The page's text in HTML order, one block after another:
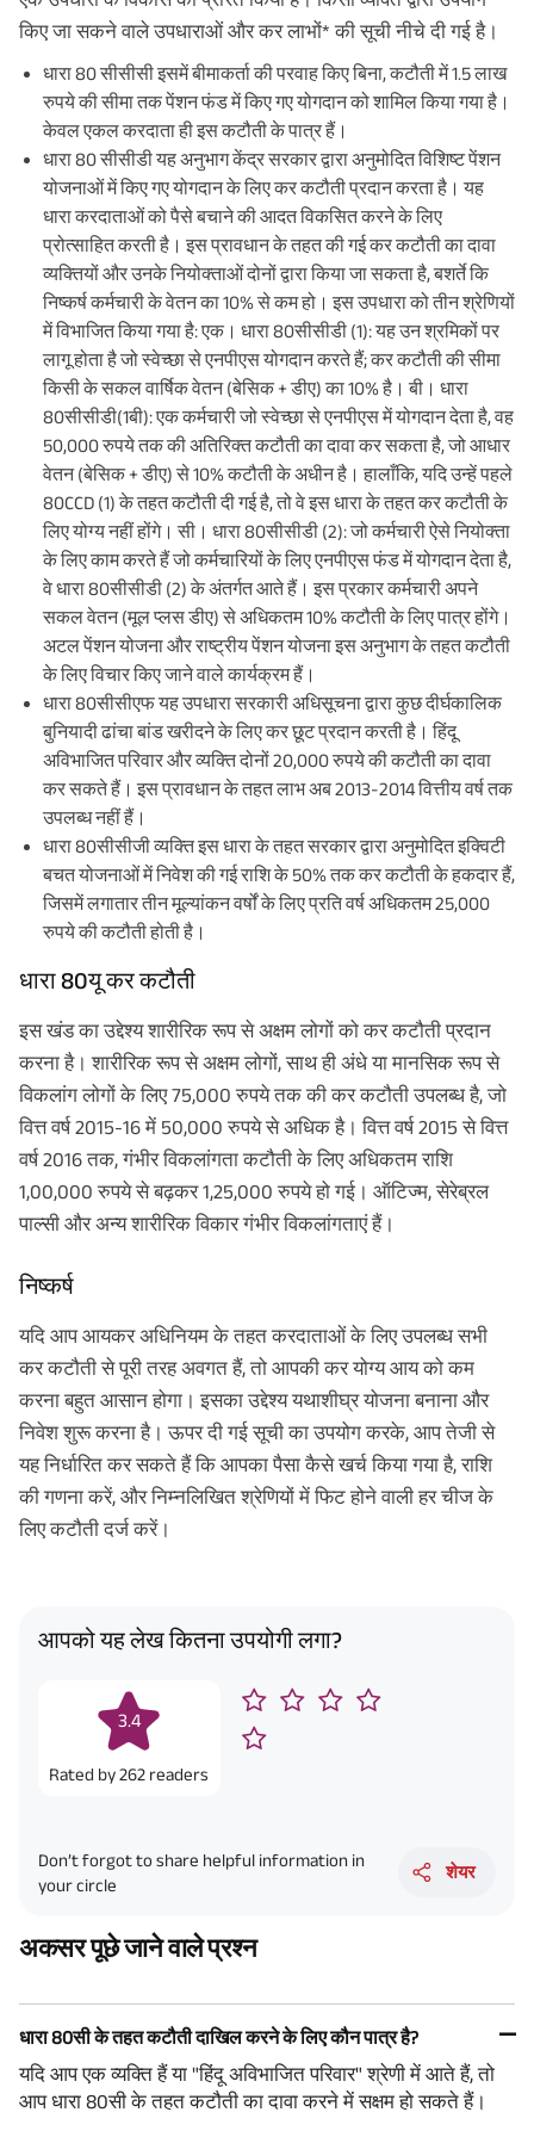
Plan Smarter, Live Better!
किए जा सकने वाले उपधाराओं और कर लाभों* की सूची नीचे दी गई है।
धारा 80 सीसीसी इसमें बीमाकर्ता की परवाह किए बिना, कटौती में 1.5 लाख
रुपये की सीमा तक पेंशन फंड में किए गए योगदान को शामिल किया गया है।
केवल एकल करदाता ही इस कटौती के पात्र हैं।
धारा 80 सीसीडी यह अनुभाग केंद्र सरकार द्वारा अनुमोदित विशिष्ट पेंशन
योजनाओं में किए गए योगदान के लिए कर कटौती प्रदान करता है। यह
धारा करदाताओं को पैसे बचाने की आदत विकसित करने के लिए
प्रोत्साहित करती है। इस प्रावधान के तहत की गई कर कटौती का दावा
व्यक्तियों और उनके नियोक्ताओं दोनों द्वारा किया जा सकता है, बशर्ते कि
निष्कर्ष कर्मचारी के वेतन का 10% से कम हो। इस उपधारा को तीन श्रेणियों
में विभाजित किया गया है: एक। धारा 80सीसीडी (1): यह उन श्रमिकों पर
लागू होता है जो स्वेच्छा से एनपीएस योगदान करते हैं; कर कटौती की सीमा
किसी के सकल वार्षिक वेतन (बेसिक + डीए) का 10% है। बी। धारा
80सीसीडी(1बी): एक कर्मचारी जो स्वेच्छा से एनपीएस में योगदान देता है, वह
50,000 रुपये तक की अतिरिक्त कटौती का दावा कर सकता है, जो आधार
वेतन (बेसिक + डीए) से 10% कटौती के अधीन है। हालाँकि, यदि उन्हें पहले
80CCD (1) के तहत कटौती दी गई है, तो वे इस धारा के तहत कर कटौती के
लिए योग्य नहीं होंगे। सी। धारा 80सीसीडी (2): जो कर्मचारी ऐसे नियोक्ता
के लिए काम करते हैं जो कर्मचारियों के लिए एनपीएस फंड में योगदान देता है,
वे धारा 80सीसीडी (2) के अंतर्गत आते हैं। इस प्रकार कर्मचारी अपने
सकल वेतन (मूल प्लस डीए) से अधिकतम 10% कटौती के लिए पात्र होंगे।
अटल पेंशन योजना और राष्ट्रीय पेंशन योजना इस अनुभाग के तहत कटौती
के लिए विचार किए जाने वाले कार्यक्रम हैं।
धारा 80सीसीएफ यह उपधारा सरकारी अधिसूचना द्वारा कुछ दीर्घकालिक
बुनियादी ढांचा बांड खरीदने के लिए कर छूट प्रदान करती है। हिंदू
अविभाजित परिवार और व्यक्ति दोनों 20,000 रुपये की कटौती का दावा
कर सकते हैं। इस प्रावधान के तहत लाभ अब 2013-2014 वित्तीय वर्ष तक
उपलब्ध नहीं हैं।
धारा 80सीसीजी व्यक्ति इस धारा के तहत सरकार द्वारा अनुमोदित इक्विटी
बचत योजनाओं में निवेश की गई राशि के 50% तक कर कटौती के हकदार हैं,
जिसमें लगातार तीन मूल्यांकन वर्षों के लिए प्रति वर्ष अधिकतम 25,000
रुपये की कटौती होती है।
धारा 80यू कर कटौती
इस खंड का उद्देश्य शारीरिक रूप से अक्षम लोगों को कर कटौती प्रदान
करना है। शारीरिक रूप से अक्षम लोगों, साथ ही अंधे या मानसिक रूप से
विकलांग लोगों के लिए 75,000 रुपये तक की कर कटौती उपलब्ध है, जो
वित्त वर्ष 2015-16 में 50,000 रुपये से अधिक है। वित्त वर्ष 2015 से वित्त
वर्ष 2016 तक, गंभीर विकलांगता कटौती के लिए अधिकतम राशि
1,00,000 रुपये से बढ़कर 1,25,000 रुपये हो गई। ऑटिज्म, सेरेब्रल
पाल्सी और अन्य शारीरिक विकार गंभीर विकलांगताएं हैं।
निष्कर्ष
यदि आप आयकर अधिनियम के तहत करदाताओं के लिए उपलब्ध सभी
कर कटौती से पूरी तरह अवगत हैं, तो आपकी कर योग्य आय को कम
करना बहुत आसान होगा। इसका उद्देश्य यथाशीघ्र योजना बनाना और
निवेश शुरू करना है। ऊपर दी गई सूची का उपयोग करके, आप तेजी से
यह निर्धारित कर सकते हैं कि आपका पैसा कैसे खर्च किया गया है, राशि
की गणना करें, और निम्नलिखित श्रेणियों में फिट होने वाली हर चीज के
लिए कटौती दर्ज करें।
आपको यह लेख कितना उपयोगी लगा?
3.4
Rated by262 readers
Don’t forgot to share helpful information in
your circle
शेयर
अकसर पूछे जाने वाले प्रश्न
धारा 80सी के तहत कटौती दाखिल करने के लिए कौन पात्र है?
यदि आप एक व्यक्ति हैं या "हिंदू अविभाजित परिवार" श्रेणी में आते हैं, तो
आप धारा 80सी के तहत कटौती का दावा करने में सक्षम हो सकते हैं।